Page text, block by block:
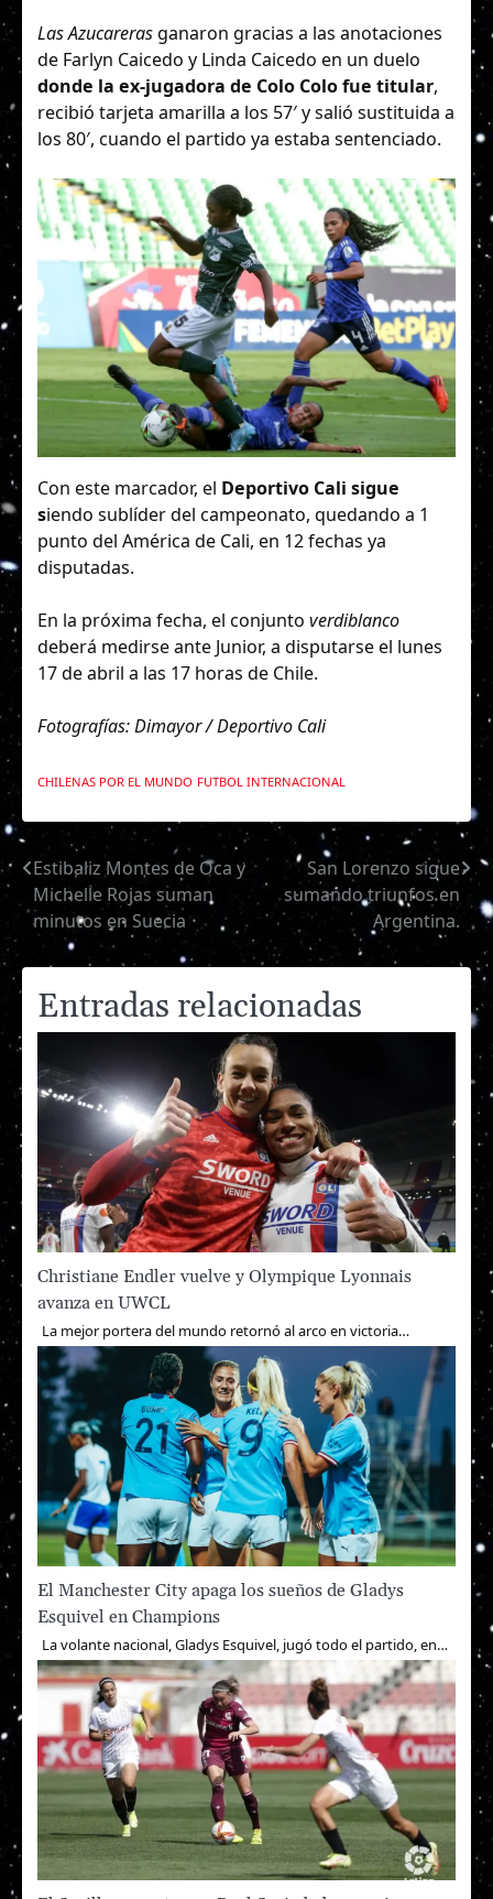
Las Azucareras ganaron gracias a las anotaciones
de Farlyn Caicedo y Linda Caicedo en un duelo
donde la ex-jugadora de Colo Colo fue titular,
recibió tarjeta amarilla a los 57′ y salió sustituida a
los 80′, cuando el partido ya estaba sentenciado.
Con este marcador, el Deportivo Cali sigue
siendo sublíder del campeonato, quedando a 1
punto del América de Cali, en 12 fechas ya
disputadas.
En la próxima fecha, el conjunto verdiblanco
deberá medirse ante Junior, a disputarse el lunes
17 de abril a las 17 horas de Chile.
Fotografías: Dimayor / Deportivo Cali
CHILENAS POR EL MUNDO FUTBOL INTERNACIONAL
Navegación
de
entradas
Estibaliz Montes de Oca y
Michelle Rojas suman
minutos en Suecia
San Lorenzo sigue
sumando triunfos en
Argentina.
Entradas relacionadas
Christiane Endler vuelve y Olympique Lyonnais
avanza en UWCL
La mejor portera del mundo retornó al arco en victoria…
El Manchester City apaga los sueños de Gladys
Esquivel en Champions
La volante nacional, Gladys Esquivel, jugó todo el partido, en…